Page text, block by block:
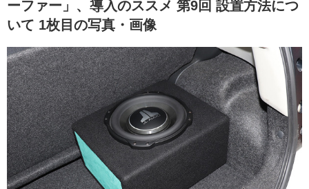
カーオーディオニュース デモカー製作記
その他
カスタマイズニュース
カーグッズ特集記事 カーグッズ新製品情報
カーグッズニュース
自動車
スクープ
ーファー」、導入のススメ 第9回 設置方法につ
いて 1枚目の写真・画像